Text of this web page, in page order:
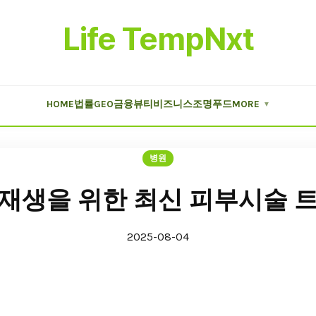
Life TempNxt
HOME법률GEO금융뷰티 비즈니스조명푸드MORE ▼
병원
생을 위한 최신 피부시술
2025-08-04